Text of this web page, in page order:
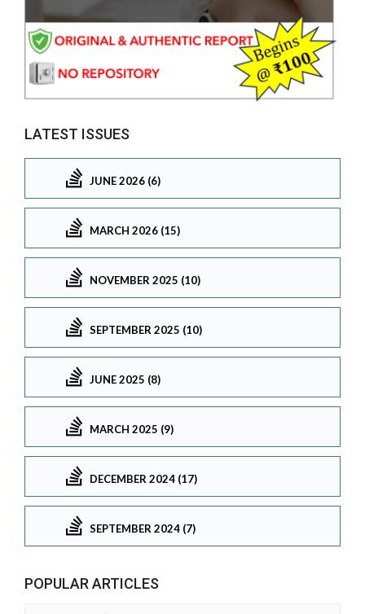
LATEST ISSUES
JUNE 2026 (6)
MARCH 2026 (15)
NOVEMBER 2025 (10)
SEPTEMBER 2025 (10)
JUNE 2025 (8)
MARCH 2025 (9)
DECEMBER 2024 (17)
SEPTEMBER 2024 (7)
POPULAR ARTICLES